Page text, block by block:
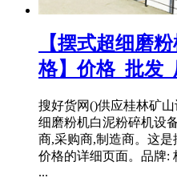
【摆式超细磨
格】价格_批发_
搜好货网()供应桂林矿
细磨粉机白泥粉碎机设
商,采购商,制造商。这
价格的详细页面。品牌:
...